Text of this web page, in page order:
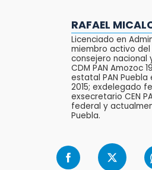
RAFAEL
Licenciado en
miembro activo del
consejero nacional
CDM PAN Amozoc
estatal PAN
2015; exdelegado
exsecretario CEN
federal y
Puebla.